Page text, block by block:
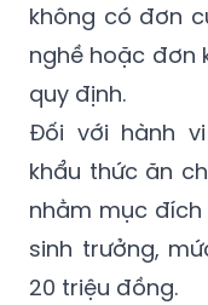
không có đơn
nghề hoặc đơn
quy định.
Đối với hành
khẩu thức ăn
nhằm mục
sinh trưởng,
20 triệu đồng.